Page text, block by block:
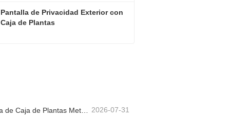
Pantalla de Privacidad Exterior con
Caja de Plantas
Fabricante en China de Caja de Plantas Metálica Personalizada con Enrejado para Soluciones de Jardín de Privacidad en Exterior 2026-07-31